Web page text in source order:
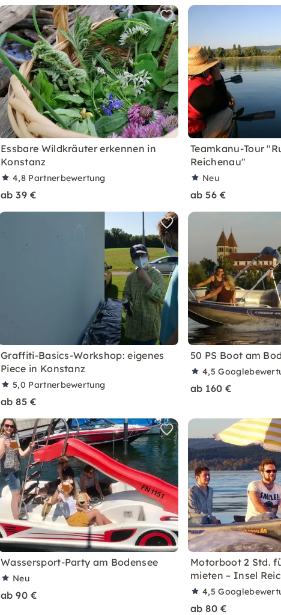
Essbare Wildkräuter erkennen in
Konstanz
4,8 Partnerbewertung
ab 39 €
Teamkanu-Tour
Reichenau"
Neu
ab 56 €
Graffiti-Basics-Workshop: eigenes
Piece in Konstanz
5,0 Partnerbewertung
ab 85 €
50 PS Boot am
4,5
ab 160 €
Wassersport-Party am Bodensee
Neu
ab 90 €
Motorboot 2 Std.
mieten – Insel
4,5
ab 80 €